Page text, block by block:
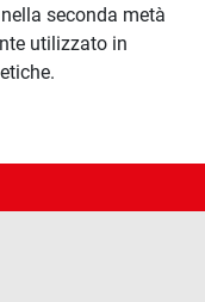
seconda metà
utilizzato in